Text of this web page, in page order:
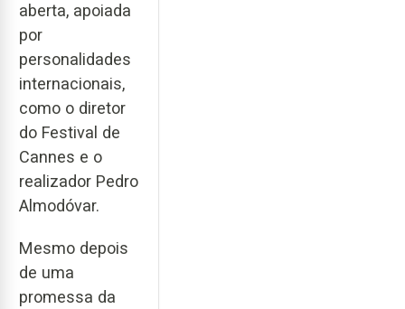
aberta, apoiada
por
personalidades
internacionais,
como o diretor
do Festival de
Cannes e o
realizador Pedro
Almodóvar.
Mesmo depois
de uma
promessa da